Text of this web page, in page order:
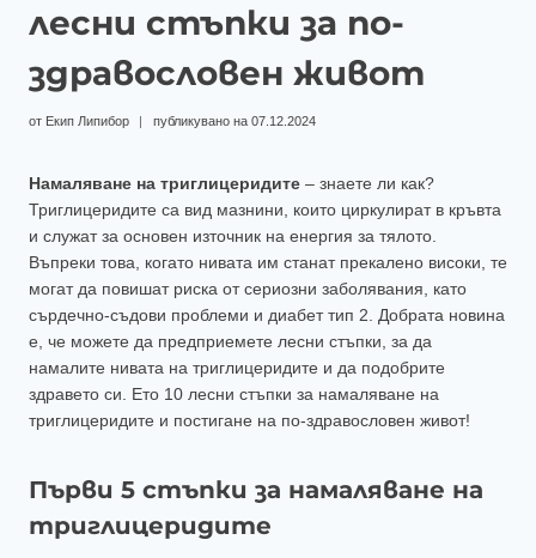
лесни стъпки за по-
здравословен живот
от Екип Липибор публикувано на 07.12.2024
Намаляване на триглицеридите – знаете ли как?
Триглицеридите са вид мазнини, които циркулират в кръвта
и служат за основен източник на енергия за тялото.
Въпреки това, когато нивата им станат прекалено високи, те
могат да повишат риска от сериозни заболявания, като
сърдечно-съдови проблеми и диабет тип 2. Добрата новина
е, че можете да предприемете лесни стъпки, за да
намалите нивата на триглицеридите и да подобрите
здравето си. Ето 10 лесни стъпки за намаляване на
триглицеридите и постигане на по-здравословен живот!
Първи 5 стъпки за намаляване на
триглицеридите